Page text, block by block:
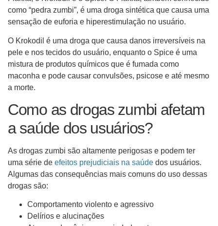
como “pedra zumbi”, é uma droga sintética que causa uma
sensação de euforia e hiperestimulação no usuário.
O Krokodil é uma droga que causa danos irreversíveis na
pele e nos tecidos do usuário, enquanto o Spice é uma
mistura de produtos químicos que é fumada como
maconha e pode causar convulsões, psicose e até mesmo
a morte.
Como as drogas zumbi afetam
a saúde dos usuários?
As drogas zumbi são altamente perigosas e podem ter
uma série de efeitos prejudiciais na saúde dos usuários.
Algumas das consequências mais comuns do uso dessas
drogas são:
Comportamento violento e agressivo
Delírios e alucinações